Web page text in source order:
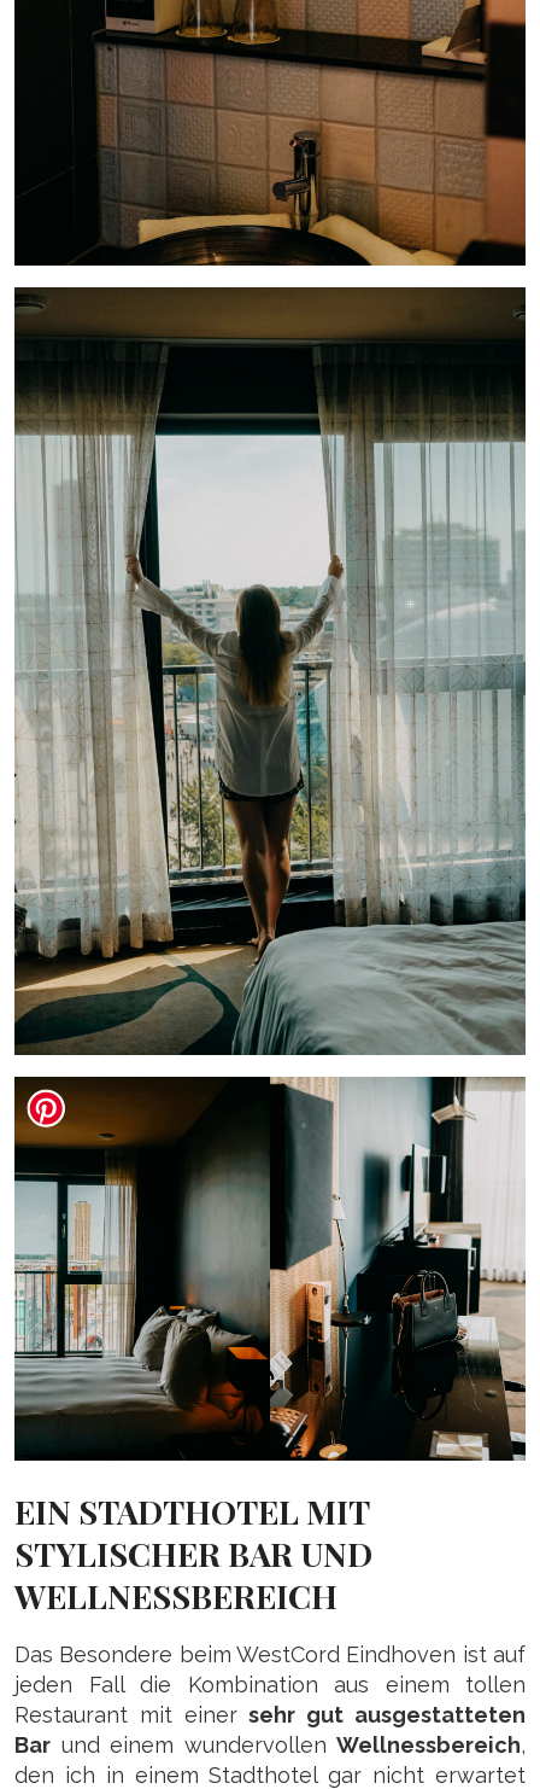
EIN STADTHOTEL MIT
STYLISCHER BAR UND
WELLNESSBEREICH
Das Besondere beim WestCord Eindhoven ist auf
jeden Fall die Kombination aus einem tollen
Restaurant mit einersehr gut ausgestatteten
Bar und einem wundervollen Wellnessbereich,
den ich in einem Stadthotel gar nicht erwartet